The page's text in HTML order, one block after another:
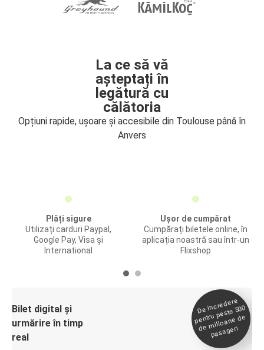
La ce să vă
așteptați în
legătură cu
călătoria
Opțiuni rapide, ușoare și accesibile din Toulouse până în
Anvers
Plăți sigure
Utilizați carduri Paypal,
Google Pay, Visa și
International
Ușor de cumpărat
Cumpărați biletele online, în
aplicația noastră sau într-un
Flixshop
Bilet digital și
urmărire în timp
real
De încredere
pentru peste 500
de
milioane de
pasageri